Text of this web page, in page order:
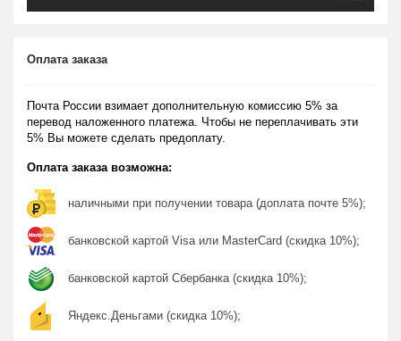
Оплата заказа
Почта России взимает дополнительную комиссию 5% за
перевод наложенного платежа. Чтобы не переплачивать эти
5% Вы можете сделать предоплату.
Оплата заказа возможна:
наличными при получении товара (доплата почте 5%);
банковской картой Visa или MasterCard (скидка 10%);
банковской картой Сбербанка (скидка 10%);
Яндекс.Деньгами (скидка 10%);